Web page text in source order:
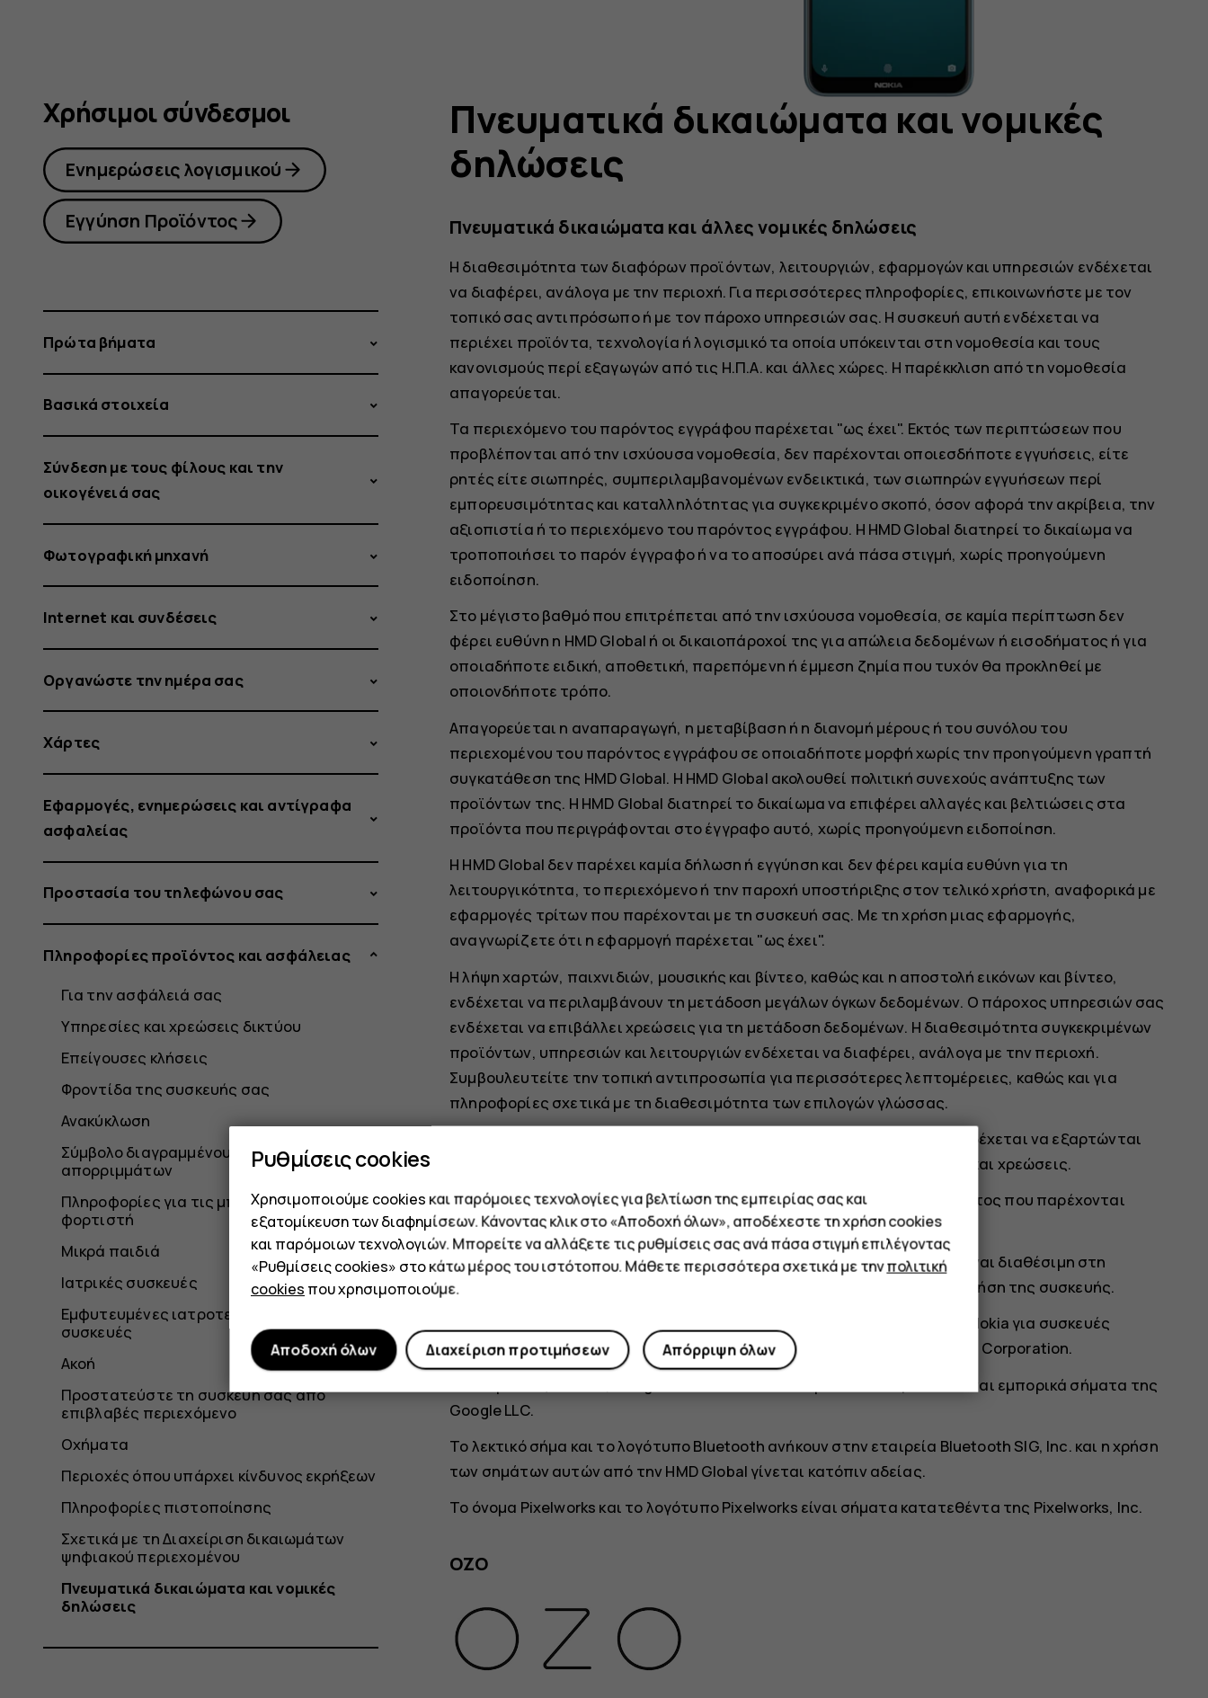
Πνευματικά δικαιώματα και νομικές
δηλώσεις
Πνευματικά δικαιώματα και άλλες νομικές δηλώσεις
Η διαθεσιμότητα των διαφόρων προϊόντων, λειτουργιών, εφαρμογών και υπηρεσιών ενδέχεται
να διαφέρει, ανάλογα με την περιοχή. Για περισσότερες πληροφορίες, επικοινωνήστε με τον
τοπικό σας αντιπρόσωπο ή με τον πάροχο υπηρεσιών σας. Η συσκευή αυτή ενδέχεται να
περιέχει προϊόντα, τεχνολογία ή λογισμικό τα οποία υπόκεινται στη νομοθεσία και τους
κανονισμούς περί εξαγωγών από τις Η.Π.Α. και άλλες χώρες. Η παρέκκλιση από τη νομοθεσία
απαγορεύεται.
Τα περιεχόμενο του παρόντος εγγράφου παρέχεται "ως έχει". Εκτός των περιπτώσεων που
προβλέπονται από την ισχύουσα νομοθεσία, δεν παρέχονται οποιεσδήποτε εγγυήσεις, είτε
ρητές είτε σιωπηρές, συμπεριλαμβανομένων ενδεικτικά, των σιωπηρών εγγυήσεων περί
εμπορευσιμότητας και καταλληλότητας για συγκεκριμένο σκοπό, όσον αφορά την ακρίβεια, την
αξιοπιστία ή το περιεχόμενο του παρόντος εγγράφου. Η HMD Global διατηρεί το δικαίωμα να
τροποποιήσει το παρόν έγγραφο ή να το αποσύρει ανά πάσα στιγμή, χωρίς προηγούμενη
ειδοποίηση.
Στο μέγιστο βαθμό που επιτρέπεται από την ισχύουσα νομοθεσία, σε καμία περίπτωση δεν
φέρει ευθύνη η HMD Global ή οι δικαιοπάροχοί της για απώλεια δεδομένων ή εισοδήματος ή για
οποιαδήποτε ειδική, αποθετική, παρεπόμενη ή έμμεση ζημία που τυχόν θα προκληθεί με
οποιονδήποτε τρόπο.
Απαγορεύεται η αναπαραγωγή, η μεταβίβαση ή η διανομή μέρους ή του συνόλου του
περιεχομένου του παρόντος εγγράφου σε οποιαδήποτε μορφή χωρίς την προηγούμενη γραπτή
συγκατάθεση της HMD Global. Η HMD Global ακολουθεί πολιτική συνεχούς ανάπτυξης των
προϊόντων της. Η HMD Global διατηρεί το δικαίωμα να επιφέρει αλλαγές και βελτιώσεις στα
προϊόντα που περιγράφονται στο έγγραφο αυτό, χωρίς προηγούμενη ειδοποίηση.
Η HMD Global δεν παρέχει καμία δήλωση ή εγγύηση και δεν φέρει καμία ευθύνη για τη
λειτουργικότητα, το περιεχόμενο ή την παροχή υποστήριξης στον τελικό χρήστη, αναφορικά με
εφαρμογές τρίτων που παρέχονται με τη συσκευή σας. Με τη χρήση μιας εφαρμογής,
αναγνωρίζετε ότι η εφαρμογή παρέχεται "ως έχει".
Η λήψη χαρτών, παιχνιδιών, μουσικής και βίντεο, καθώς και η αποστολή εικόνων και βίντεο,
ενδέχεται να περιλαμβάνουν τη μετάδοση μεγάλων όγκων δεδομένων. Ο πάροχος υπηρεσιών σας
ενδέχεται να επιβάλλει χρεώσεις για τη μετάδοση δεδομένων. Η διαθεσιμότητα συγκεκριμένων
προϊόντων, υπηρεσιών και λειτουργιών ενδέχεται να διαφέρει, ανάλογα με την περιοχή.
Συμβουλευτείτε την τοπική αντιπροσωπία για περισσότερες λεπτομέρειες, καθώς και για
πληροφορίες σχετικά με τη διαθεσιμότητα των επιλογών γλώσσας.
Ορισμένες δυνατότητες, λειτουργίες και προδιαγραφές προϊόντος ενδέχεται να εξαρτώνται
από το δίκτυο και να υπόκεινται σε πρόσθετους όρους, προϋποθέσεις και χρεώσεις.
Όλες οι προδιαγραφές, οι δυνατότητες και άλλες πληροφορίες προϊόντος που παρέχονται
υπόκεινται σε αλλαγές χωρίς προειδοποίηση.
Η Πολιτική προστασίας προσωπικών δεδομένων της HMD Global, που είναι διαθέσιμη στη
διεύθυνση
, ισχύει για την εκ μέρους σας χρήση της συσκευής.
Η HMD Global Oy είναι ο αποκλειστικός κάτοχος άδειας της επωνυμίας Nokia για συσκευές
τηλεφώνου και tablet. Η επωνυμία Nokia είναι σήμα κατατεθέν της Nokia Corporation.
Οι ονομασίες Android, Google και άλλα σχετικά σήματα και λογότυπα είναι εμπορικά σήματα της
Google LLC.
Το λεκτικό σήμα και το λογότυπο Bluetooth ανήκουν στην εταιρεία Bluetooth SIG, Inc. και η χρήση
των σημάτων αυτών από την HMD Global γίνεται κατόπιν αδείας.
Το όνομα Pixelworks και το λογότυπο Pixelworks είναι σήματα κατατεθέντα της Pixelworks, Inc.
OZO
Χρήσιμοι σύνδεσμοι
Ενημερώσεις λογισμικού
Εγγύηση Προϊόντος
Πρώτα βήματα
Βασικά στοιχεία
Σύνδεση με τους φίλους και την
οικογένειά σας
Φωτογραφική μηχανή
Internet και συνδέσεις
Οργανώστε την ημέρα σας
Χάρτες
Εφαρμογές, ενημερώσεις και αντίγραφα
ασφαλείας
Προστασία του τηλεφώνου σας
Πληροφορίες προϊόντος και ασφάλειας
Για την ασφάλειά σας
Υπηρεσίες και χρεώσεις δικτύου
Επείγουσες κλήσεις
Φροντίδα της συσκευής σας
Ανακύκλωση
Σύμβολο διαγραμμένου τροχήλατου κάδου
απορριμμάτων
Πληροφορίες για τις μπαταρίες και τον
φορτιστή
Μικρά παιδιά
Ιατρικές συσκευές
Εμφυτευμένες ιατροτεχνολογικές
συσκευές
Ακοή
Προστατεύστε τη συσκευή σας από
επιβλαβές περιεχόμενο
Οχήματα
Περιοχές όπου υπάρχει κίνδυνος εκρήξεων
Πληροφορίες πιστοποίησης
Σχετικά με τη Διαχείριση δικαιωμάτων
ψηφιακού περιεχομένου
Πνευματικά δικαιώματα και νομικές
δηλώσεις
Ρυθμίσεις cookies
Χρησιμοποιούμε cookies και παρόμοιες τεχνολογίες για βελτίωση της εμπειρίας σας και
εξατομίκευση των διαφημίσεων. Κάνοντας κλικ στο «Αποδοχή όλων», αποδέχεστε τη χρήση cookies
και παρόμοιων τεχνολογιών. Μπορείτε να αλλάξετε τις ρυθμίσεις σας ανά πάσα στιγμή επιλέγοντας
«Ρυθμίσεις cookies» στο κάτω μέρος του ιστότοπου. Μάθετε περισσότερα σχετικά με τηνπολιτική
cookies που χρησιμοποιούμε.
Απόρριψη όλων
Διαχείριση προτιμήσεων
Αποδοχή όλων